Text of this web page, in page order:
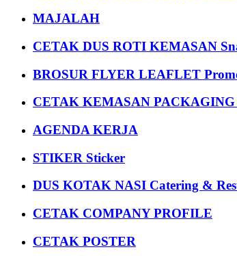
MAJALAH
CETAK DUS ROTI KEMASAN
BROSUR FLYER LEAFLET
CETAK KEMASAN PACKAGING
AGENDA KERJA
STIKER Sticker
DUS KOTAK NASI Catering &
CETAK COMPANY PROFILE
CETAK POSTER